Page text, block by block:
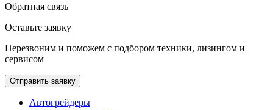
Обратная связь
Оставьте заявку
Перезвоним и поможем с подбором техники, лизингом и
сервисом
Отправить заявку
Автогрейдеры